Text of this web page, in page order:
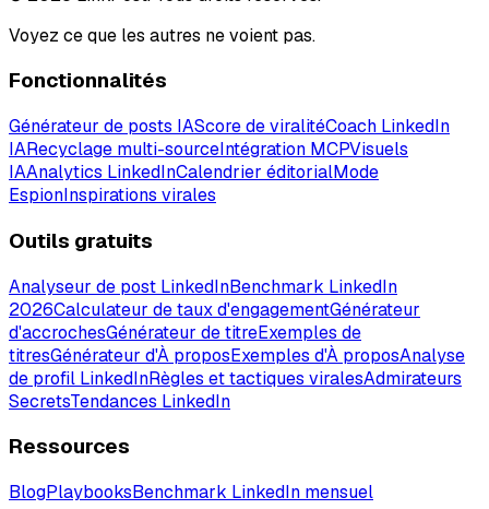
Voyez ce que les autres ne voient pas.
Fonctionnalités
Générateur de posts IAScore de viralitéCoach LinkedIn
IARecyclage multi-sourceIntégration MCPVisuels
IAAnalytics LinkedInCalendrier éditorialMode
EspionInspirations virales
Outils gratuits
Analyseur de post LinkedInBenchmark LinkedIn
2026Calculateur de taux d'engagementGénérateur
d'accrochesGénérateur de titreExemples de
titresGénérateur d'À proposExemples d'À proposAnalyse
de profil LinkedInRègles et tactiques viralesAdmirateurs
SecretsTendances LinkedIn
Ressources
BlogPlaybooksBenchmark LinkedIn mensuel